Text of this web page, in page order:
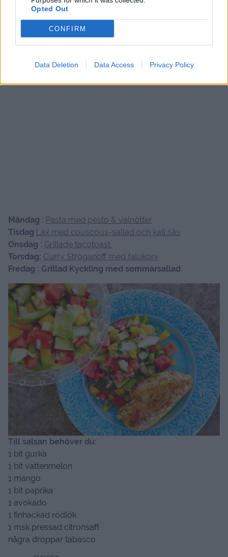
Opted Out
CONFIRM
Data Deletion Data Access Privacy Policy
Måndag : Pasta med pesto & valnötter
Tisdag Lax med couscous-sallad och kall sås
Onsdag : Grillade tacotoast
Torsdag: Curry Stroganoff med falukorv
Fredag : Grillad Kyckling med sommarsallad
Till salsan behöver du:
1 bit gurka
1 bit vattenmelon
1 mango
1 bit paprika
1 avokado
1 finhackad rödlök
1 msk pressad citronsaft
några droppar tabasco